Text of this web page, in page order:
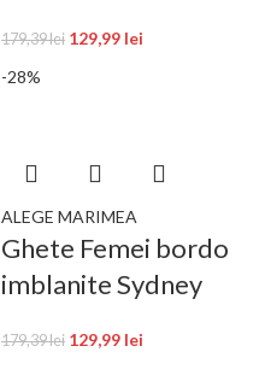
179,39lei 129,99 lei
-28%
ALEGE MARIMEA
Ghete Femei bordo
imblanite Sydney
179,39lei 129,99 lei